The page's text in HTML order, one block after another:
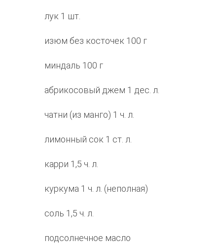
лук 1 шт.
изюм без косточек 100 г
миндаль 100 г
абрикосовый джем 1 дес. л.
чатни (из манго) 1 ч. л.
лимонный сок 1 ст. л.
карри 1,5 ч. л.
куркума 1 ч. л. (неполная)
соль 1,5 ч. л.
подсолнечное масло